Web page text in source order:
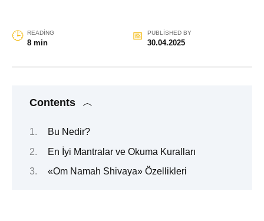
READING
8 min
PUBLISHED BY
30.04.2025
Contents
Bu Nedir?
En İyi Mantralar ve Okuma Kuralları
«Om Namah Shivaya» Özellikleri